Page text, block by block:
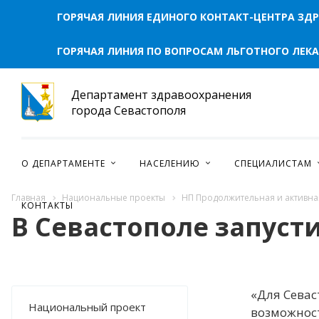
Главная Национальные проекты НП Продолжительная и
В Севастополе
Национальный проект
«Для
ГОРЯЧАЯ ЛИНИЯ ЕДИНОГО КОНТАКТ-ЦЕНТРА
ГОРЯЧАЯ ЛИНИЯ ПО ВОПРОСАМ ЛЬГОТНОГО
Департамент здравоохранения
города Севастополя
О ДЕПАРТАМЕНТЕ НАСЕЛЕНИЮ СПЕЦИАЛИСТАМ
КОНТАКТЫ
НАЦИОНАЛЬНЫЙ ПРОЕКТ "СЕМЬЯ"
ПРЕСС-ЦЕНТР
ФОТОРЕПОРТАЖИ
ИНФОГРАФИКА
ПРОТИВОДЕЙСТВИЕ ТЕРРОРИЗМУ И ЭКСТРЕМИЗМУ